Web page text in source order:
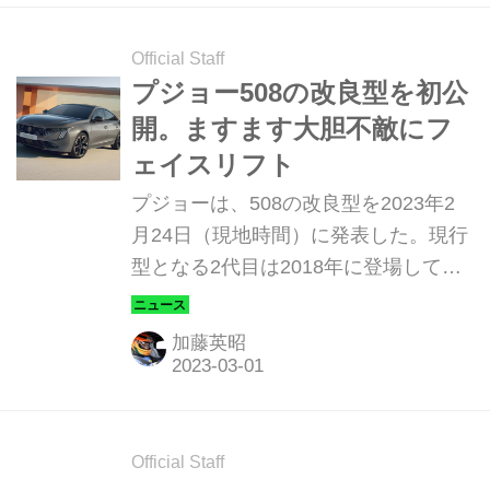
Official Staff
プジョー508の改良型を初公
開。ますます大胆不敵にフ
ェイスリフト
プジョーは、508の改良型を2023年2
月24日（現地時間）に発表した。現行
型となる2代目は2018年に登場してお
り、およそ5年ぶりの改良となる。生
産はフランスのミュルーズ工場で行わ
れ、発売は欧州では2023年6月以降を
加藤英昭
Official Staff